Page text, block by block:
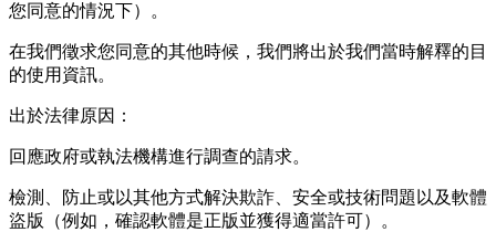
您同意的情況下）。
在我們徵求您同意的其他時候，我們將出於我們當時解釋的目
的使用資訊。
出於法律原因：
回應政府或執法機構進行調查的請求。
檢測、防止或以其他方式解決欺詐、安全或技術問題以及軟體
盜版（例如，確認軟體是正版並獲得適當許可）。